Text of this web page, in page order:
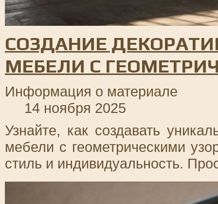
СОЗДАНИЕ
МЕБЕЛИ С
Информация о материале
14 ноября 2025
Узнайте, как создавать
мебели с геометрическими
стиль и индивидуальность.